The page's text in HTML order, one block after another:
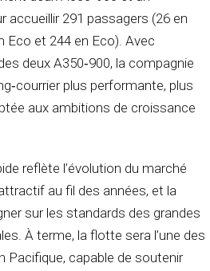
accueillir 291 passagers (26 en
Eco et 244 en Eco). Avec
deux A350‑900, la compagnie
plus performante, plus
aux ambitions de croissance
reflète l’évolution du marché
au fil des années, et la
sur les standards des grandes
À terme, la flotte sera l’une des
Pacifique, capable de soutenir